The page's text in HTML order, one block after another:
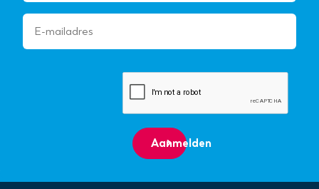
Aanmelden